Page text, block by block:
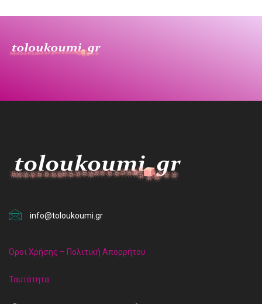
info@toloukoumi.gr
Όροι Χρήσης – Πολιτική Απορρήτου
Ταυτότητα